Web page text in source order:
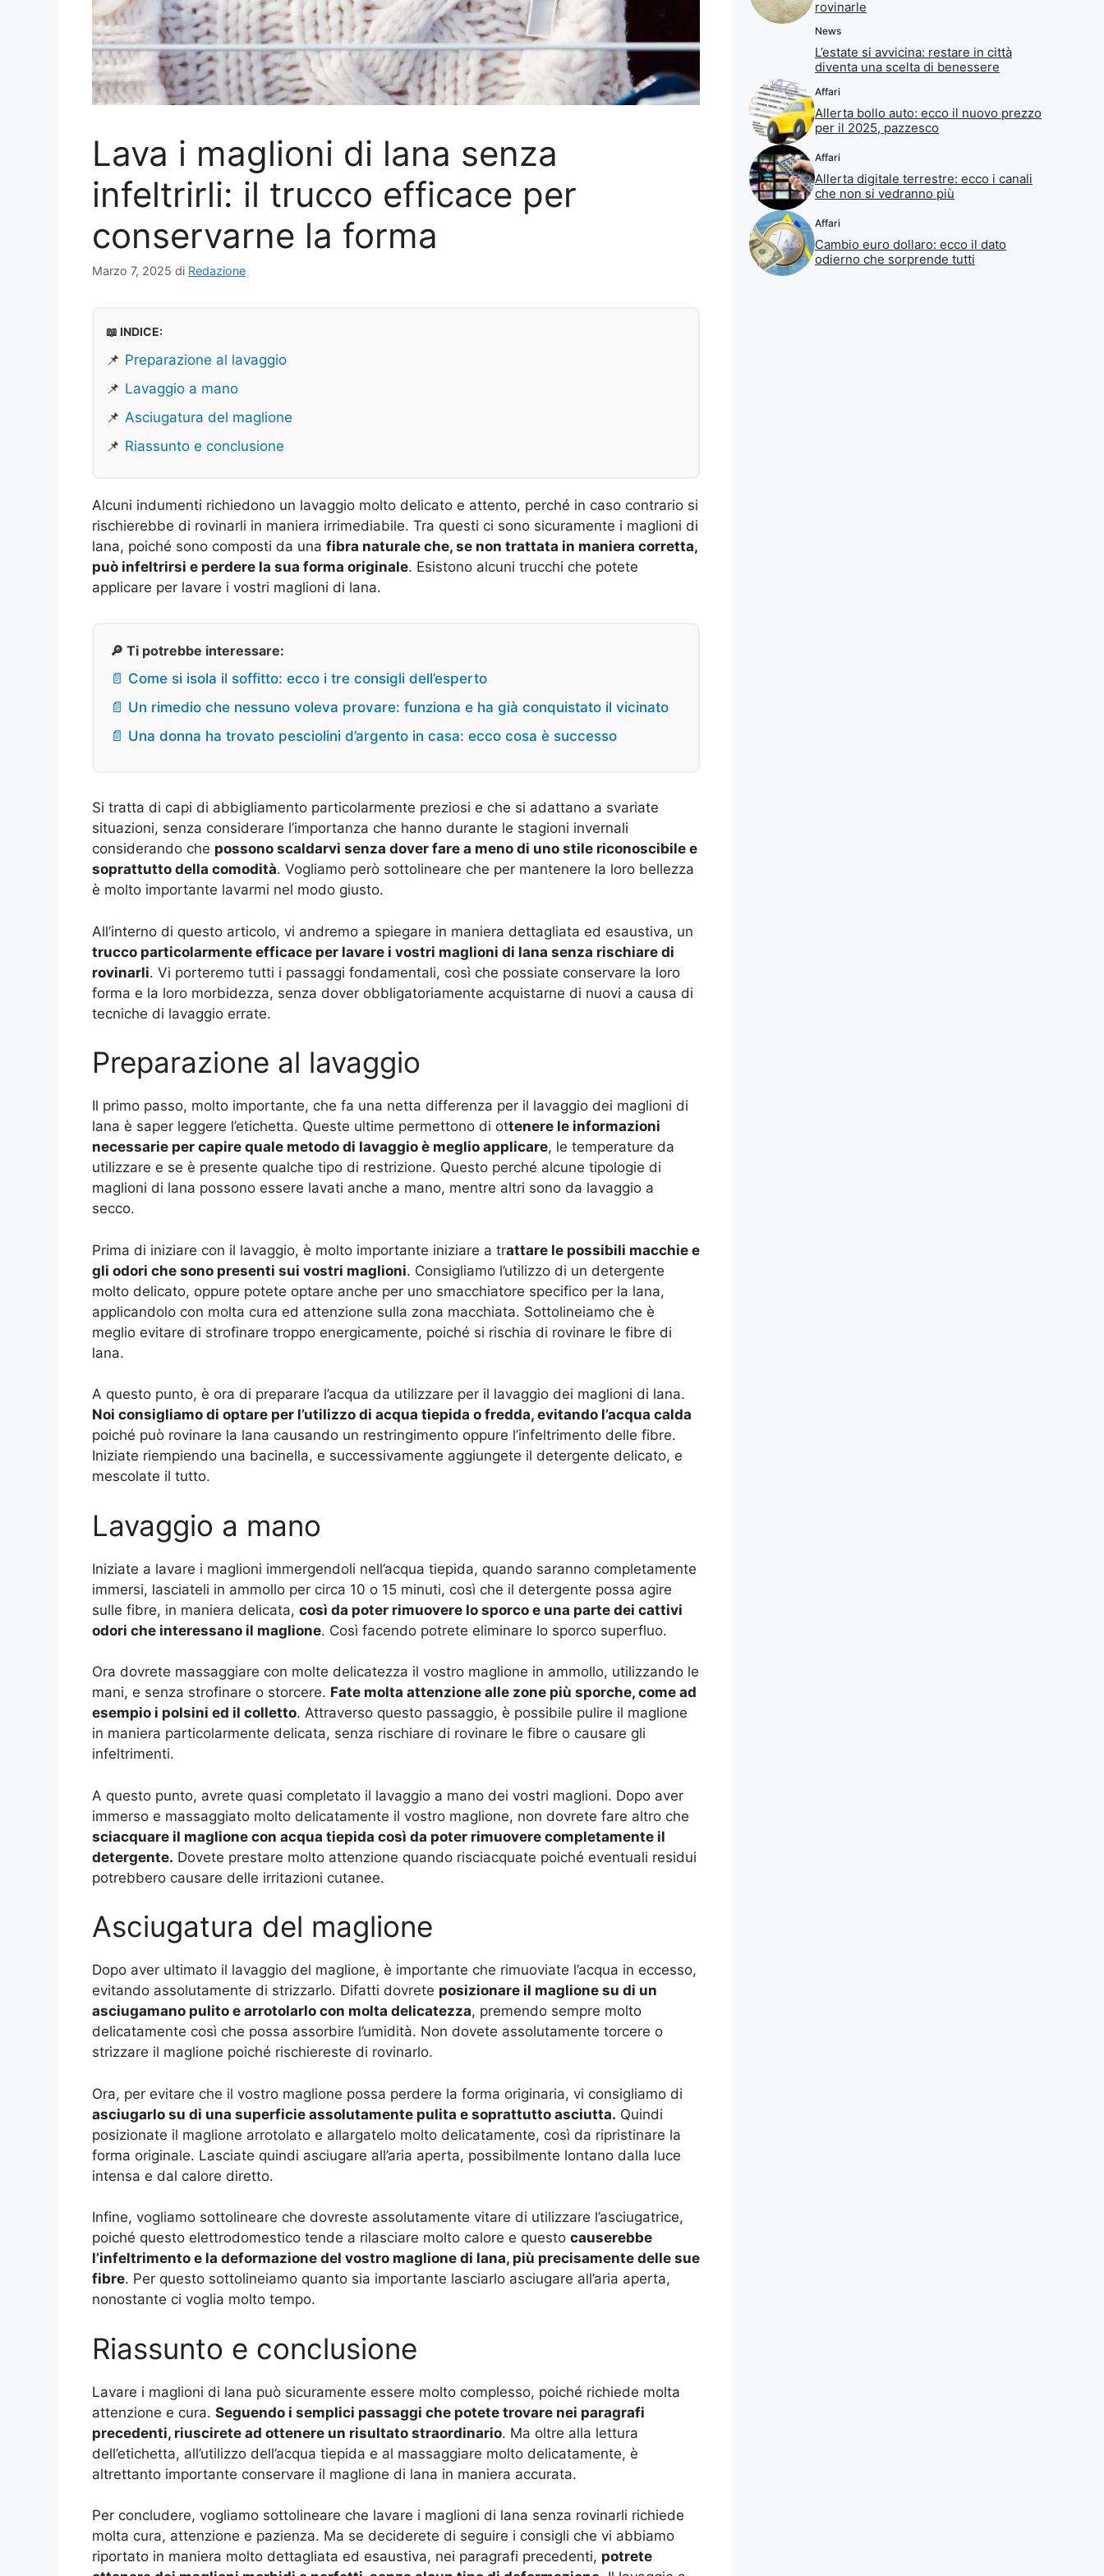
Lava i maglioni di lana senza
infeltrirli: il trucco efficace per
conservarne la forma
Marzo 7, 2025 di Redazione
📖 INDICE:
📌 Preparazione al lavaggio
📌 Lavaggio a mano
📌 Asciugatura del maglione
📌 Riassunto e conclusione
Alcuni indumenti richiedono un lavaggio molto delicato e attento, perché in caso contrario si
rischierebbe di rovinarli in maniera irrimediabile. Tra questi ci sono sicuramente i maglioni di
lana, poiché sono composti da una fibra naturale che, se non trattata in maniera corretta,
può infeltrirsi e perdere la sua forma originale. Esistono alcuni trucchi che potete
applicare per lavare i vostri maglioni di lana.
🔎 Ti potrebbe interessare:
📄 Come si isola il soffitto: ecco i tre consigli dell’esperto
📄 Un rimedio che nessuno voleva provare: funziona e ha già conquistato il vicinato
📄 Una donna ha trovato pesciolini d’argento in casa: ecco cosa è successo
Si tratta di capi di abbigliamento particolarmente preziosi e che si adattano a svariate
situazioni, senza considerare l’importanza che hanno durante le stagioni invernali
considerando che possono scaldarvi senza dover fare a meno di uno stile riconoscibile e
soprattutto della comodità. Vogliamo però sottolineare che per mantenere la loro bellezza
è molto importante lavarmi nel modo giusto.
All’interno di questo articolo, vi andremo a spiegare in maniera dettagliata ed esaustiva, un
trucco particolarmente efficace per lavare i vostri maglioni di lana senza rischiare di
rovinarli. Vi porteremo tutti i passaggi fondamentali, così che possiate conservare la loro
forma e la loro morbidezza, senza dover obbligatoriamente acquistarne di nuovi a causa di
tecniche di lavaggio errate.
Preparazione al lavaggio
Il primo passo, molto importante, che fa una netta differenza per il lavaggio dei maglioni di
lana è saper leggere l’etichetta. Queste ultime permettono di ottenere le informazioni
necessarie per capire quale metodo di lavaggio è meglio applicare, le temperature da
utilizzare e se è presente qualche tipo di restrizione. Questo perché alcune tipologie di
maglioni di lana possono essere lavati anche a mano, mentre altri sono da lavaggio a
secco.
Prima di iniziare con il lavaggio, è molto importante iniziare a trattare le possibili macchie e
gli odori che sono presenti sui vostri maglioni. Consigliamo l’utilizzo di un detergente
molto delicato, oppure potete optare anche per uno smacchiatore specifico per la lana,
applicandolo con molta cura ed attenzione sulla zona macchiata. Sottolineiamo che è
meglio evitare di strofinare troppo energicamente, poiché si rischia di rovinare le fibre di
lana.
A questo punto, è ora di preparare l’acqua da utilizzare per il lavaggio dei maglioni di lana.
Noi consigliamo di optare per l’utilizzo di acqua tiepida o fredda, evitando l’acqua calda
poiché può rovinare la lana causando un restringimento oppure l’infeltrimento delle fibre.
Iniziate riempiendo una bacinella, e successivamente aggiungete il detergente delicato, e
mescolate il tutto.
Lavaggio a mano
Iniziate a lavare i maglioni immergendoli nell’acqua tiepida, quando saranno completamente
immersi, lasciateli in ammollo per circa 10 o 15 minuti, così che il detergente possa agire
sulle fibre, in maniera delicata, così da poter rimuovere lo sporco e una parte dei cattivi
odori che interessano il maglione. Così facendo potrete eliminare lo sporco superfluo.
Ora dovrete massaggiare con molte delicatezza il vostro maglione in ammollo, utilizzando le
mani, e senza strofinare o storcere. Fate molta attenzione alle zone più sporche, come ad
esempio i polsini ed il colletto. Attraverso questo passaggio, è possibile pulire il maglione
in maniera particolarmente delicata, senza rischiare di rovinare le fibre o causare gli
infeltrimenti.
A questo punto, avrete quasi completato il lavaggio a mano dei vostri maglioni. Dopo aver
immerso e massaggiato molto delicatamente il vostro maglione, non dovrete fare altro che
sciacquare il maglione con acqua tiepida così da poter rimuovere completamente il
detergente. Dovete prestare molto attenzione quando risciacquate poiché eventuali residui
potrebbero causare delle irritazioni cutanee.
Asciugatura del maglione
Dopo aver ultimato il lavaggio del maglione, è importante che rimuoviate l’acqua in eccesso,
evitando assolutamente di strizzarlo. Difatti dovrete posizionare il maglione su di un
asciugamano pulito e arrotolarlo con molta delicatezza, premendo sempre molto
delicatamente così che possa assorbire l’umidità. Non dovete assolutamente torcere o
strizzare il maglione poiché rischiereste di rovinarlo.
Ora, per evitare che il vostro maglione possa perdere la forma originaria, vi consigliamo di
asciugarlo su di una superficie assolutamente pulita e soprattutto asciutta. Quindi
posizionate il maglione arrotolato e allargatelo molto delicatamente, così da ripristinare la
forma originale. Lasciate quindi asciugare all’aria aperta, possibilmente lontano dalla luce
intensa e dal calore diretto.
Infine, vogliamo sottolineare che dovreste assolutamente vitare di utilizzare l’asciugatrice,
poiché questo elettrodomestico tende a rilasciare molto calore e questo causerebbe
l’infeltrimento e la deformazione del vostro maglione di lana, più precisamente delle sue
fibre. Per questo sottolineiamo quanto sia importante lasciarlo asciugare all’aria aperta,
nonostante ci voglia molto tempo.
Riassunto e conclusione
Lavare i maglioni di lana può sicuramente essere molto complesso, poiché richiede molta
attenzione e cura. Seguendo i semplici passaggi che potete trovare nei paragrafi
precedenti, riuscirete ad ottenere un risultato straordinario. Ma oltre alla lettura
dell’etichetta, all’utilizzo dell’acqua tiepida e al massaggiare molto delicatamente, è
altrettanto importante conservare il maglione di lana in maniera accurata.
Per concludere, vogliamo sottolineare che lavare i maglioni di lana senza rovinarli richiede
molta cura, attenzione e pazienza. Ma se deciderete di seguire i consigli che vi abbiamo
riportato in maniera molto dettagliata ed esaustiva, nei paragrafi precedenti, potrete
rovinarle
News
L’estate si avvicina: restare in città
diventa una scelta di benessere
Affari
Allerta bollo auto: ecco il nuovo prezzo
per il 2025, pazzesco
Affari
Allerta digitale terrestre: ecco i canali
che non si vedranno più
Affari
Cambio euro dollaro: ecco il dato
odierno che sorprende tutti